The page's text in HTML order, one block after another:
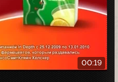
00:19